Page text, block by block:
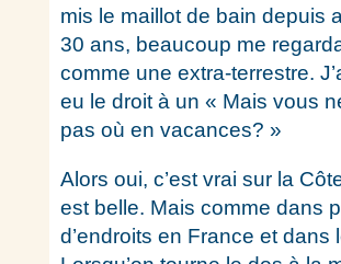
mis le maillot de bain depuis
30 ans, beaucoup me
comme une extra-terrestre.
eu le droit à un « Mais vous
pas où en vacances? »
Alors oui, c’est vrai sur la
est belle. Mais comme dans
d’endroits en France et dans